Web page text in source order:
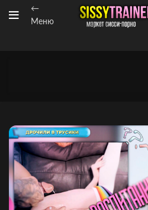
←
Меню